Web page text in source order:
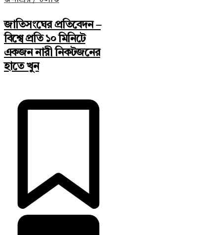
জাতিসংঘের প্রতিবেদন –
বিশ্বে প্রতি ১০ মিনিটে
একজন নারী নিকটজনের
হাতে খুন